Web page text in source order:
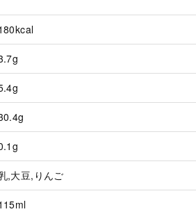
,大豆,りんご